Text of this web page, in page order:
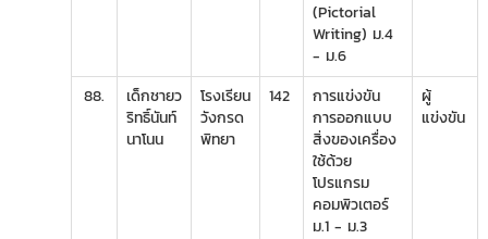
(Pictorial
Writing) ม.4
- ม.6
88.
เด็กชายว
ริทธิ์นันท์
นาโนน
โรงเรียน
วังกรด
พิทยา
142
การแข่งขัน
การออกแบบ
สิ่งของเครื่อง
ใช้ด้วย
โปรแกรม
คอมพิวเตอร์
ม.1 - ม.3
ผู้
แข่งขัน